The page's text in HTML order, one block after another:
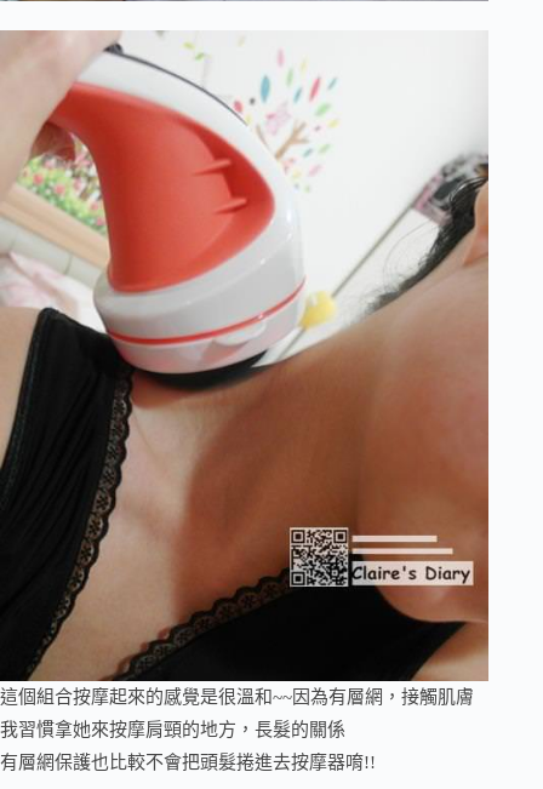
這個組合按摩起來的感覺是很溫和~~因為有層網，接觸肌膚
我習慣拿她來按摩肩頸的地方，長髮的關係
有層網保護也比較不會把頭髮捲進去按摩器唷!!